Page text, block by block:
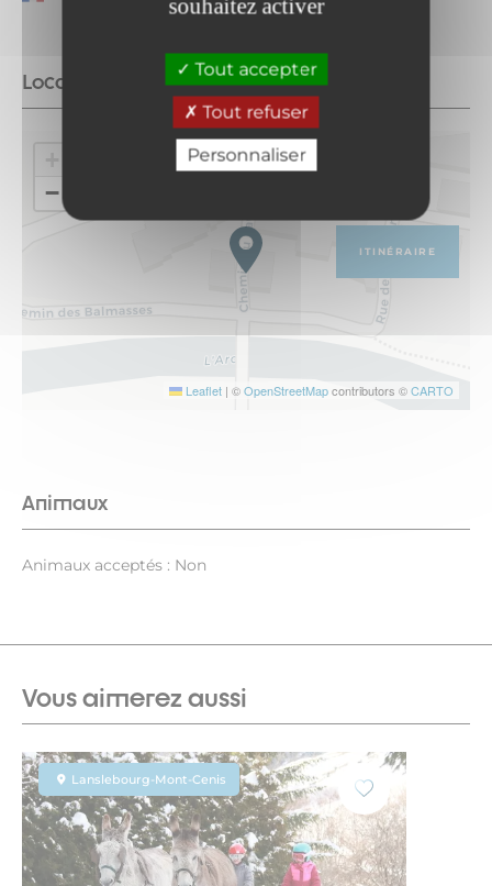
souhaitez activer
Tout accepter
Tout refuser
Personnaliser
Localisation
+
−
Leaflet | ©OpenStreetMapcontributors ©CARTO
ITINÉRAIRE
Animaux
Animaux acceptés : Non
Vous aimerez aussi
Lanslebourg-Mont-Cenis